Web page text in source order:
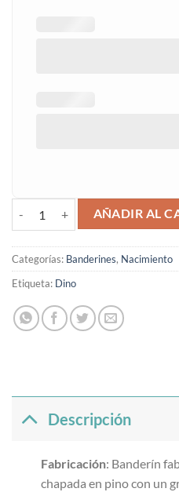
Banderín natalicio dino cantidad
AÑADIR AL
Categorías: Banderines, Nacimiento
Etiqueta: Dino
Descripción
Fabricación: Banderín
chapada en pino con un